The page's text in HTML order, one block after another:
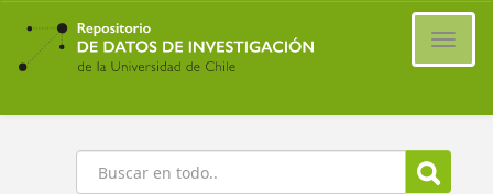
Ir
contenido
principal
Buscar